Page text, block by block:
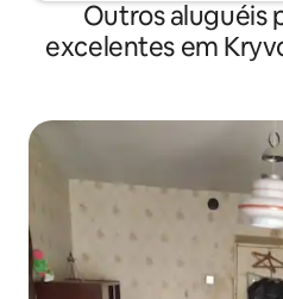
Outros aluguéis
excelentes em